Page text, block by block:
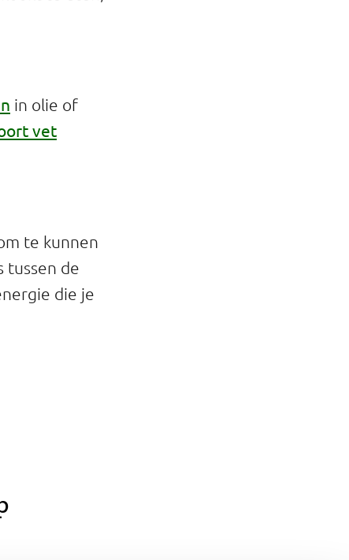
in olie of
vet
te kunnen
tussen de
die je